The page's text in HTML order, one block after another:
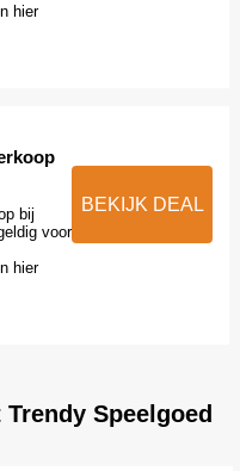
hier
bij
voor
hier
BEKIJK DEAL
Speelgoed